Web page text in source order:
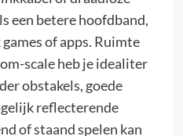
een betere hoofdband,
of apps. Ruimte
scale heb je idealiter
obstakels, goede
reflecterende
of staand spelen kan